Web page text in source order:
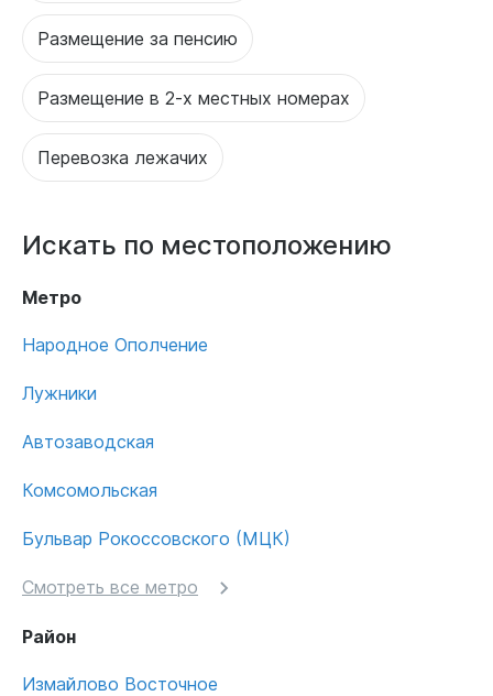
Размещение за пенсию
Размещение в 2-х местных номерах
Перевозка лежачих
Искать по местоположению
Метро
Народное Ополчение
Лужники
Автозаводская
Комсомольская
Бульвар Рокоссовского (МЦК)
Смотреть все метро
Район
Измайлово Восточное